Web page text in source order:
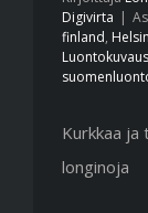
Digivirta
finland,
Luontokuvaus
Kurkkaa ja
longinoja